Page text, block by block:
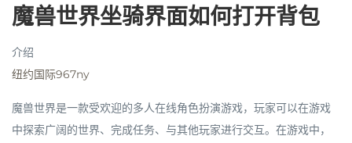
魔兽世界坐骑界面如何打开背包
介绍
纽约国际967ny
魔兽世界是一款受欢迎的多人在线角色扮演游戏，玩家可以在游戏
中探索广阔的世界、完成任务、与其他玩家进行交互。在游戏中，